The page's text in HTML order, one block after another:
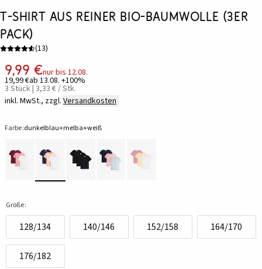
T-Shirt aus reiner Bio-Baumwolle (3er
Pack)
(13)
9,99 €nur bis 12.08.
19,99 €ab 13.08. +100%
3 Stück | 3,33 € / Stk.
inkl. MwSt., zzgl. Versandkosten
Farbe:dunkelblau+melba+weiß
Größe:
128/134 140/146 152/158 164/170
176/182